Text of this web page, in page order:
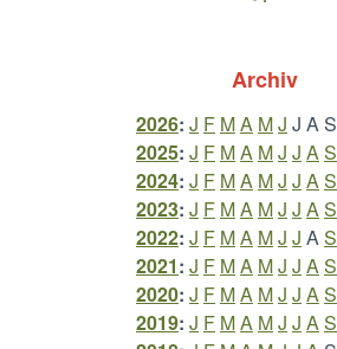
Archiv
2026: J F MA MJ J AS
2025: J F MA MJ J AS
2024: J F MA MJ J AS
2023: J F MA MJ J AS
2022: J F MA MJ J AS
2021: J F MA MJ J AS
2020: J F MA MJ J AS
2019: J F MA MJ J AS